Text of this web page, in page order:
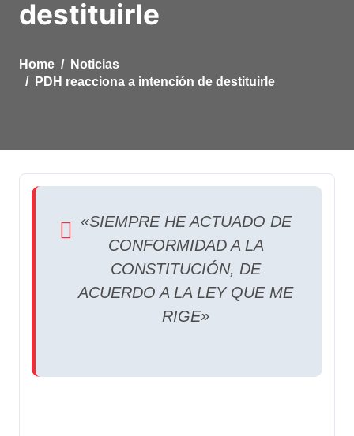
destituirle
Home
Noticias
PDH reacciona a intención de destituirle
«SIEMPRE HE ACTUADO DE
CONFORMIDAD A LA
CONSTITUCIÓN, DE
ACUERDO A LA LEY QUE ME
RIGE»